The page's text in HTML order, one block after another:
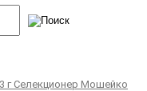
г Селекционер Мошейко